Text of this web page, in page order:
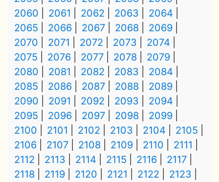
2060
2061 2062 2063
2064
2065
2066 2067 2068
2069
2070
2071 2072 2073
2074
2075
2076 2077 2078
2079
2080
2081 2082 2083
2084
2085
2086 2087 2088
2089
2090
2091 2092 2093
2094
2095
2096 2097 2098
2099
2100
2101 2102 2103 2104
2105
2106
2107 2108 2109 2110
2111
2112
2113 2114 2115 2116
2117
2118
2119 2120 2121 2122 2123